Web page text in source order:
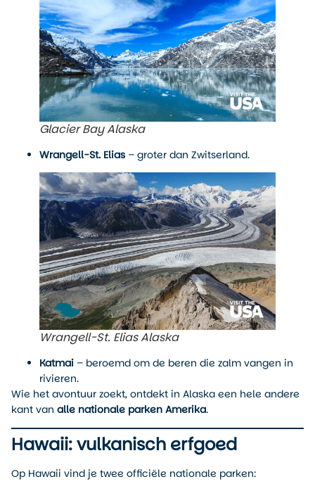
Glacier Bay Alaska
Wrangell-St. Elias – groter dan Zwitserland.
Wrangell-St. Elias Alaska
Katmai – beroemd om de beren die zalm vangen in
rivieren.
Wie het avontuur zoekt, ontdekt in Alaska een hele andere
kant van alle nationale parken Amerika.
Hawaii: vulkanisch erfgoed
Op Hawaii vind je twee officiële nationale parken: